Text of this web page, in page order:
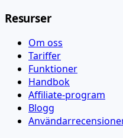
Resurser
Om oss
Tariffer
Funktioner
Handbok
Affiliate-program
Blogg